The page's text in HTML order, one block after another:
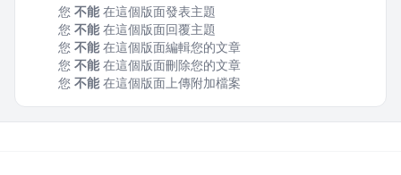
您 不能在這個版面發表主題
您 不能在這個版面回覆主題
您 不能在這個版面編輯您的文章
您 不能在這個版面刪除您的文章
您 不能在這個版面上傳附加檔案